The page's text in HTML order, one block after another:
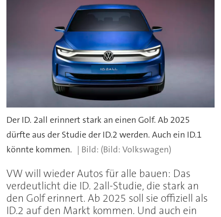
Der ID. 2all erinnert stark an einen Golf. Ab 2025
dürfte aus der Studie der ID.2 werden. Auch ein ID.1
könnte kommen.
(Bild: Volkswagen)
VW will wieder Autos für alle bauen: Das
verdeutlicht die ID. 2all-Studie, die stark an
den Golf erinnert. Ab 2025 soll sie offiziell als
ID.2 auf den Markt kommen. Und auch ein